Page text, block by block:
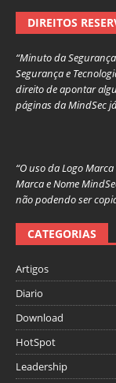
DIREITOS
“Minuto da
Segurança e
direito de apontar
páginas da MindSec
“O uso da Logo
Marca e Nome
não podendo ser
CATEGORIAS
Artigos
Diario
Download
HotSpot
Leadership